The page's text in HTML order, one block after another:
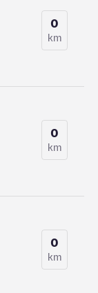
0
km
0
km
0
km